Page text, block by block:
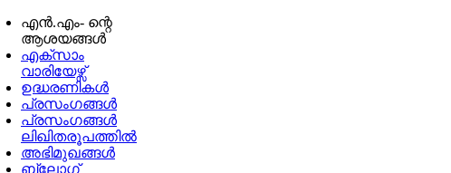
എൻ.എം- ന്റെ
ആശയങ്ങൾ
എക്സാം
വാരിയേഴ്സ്
ഉദ്ധരണികള്‍
പ്രസംഗങ്ങള്‍
പ്രസംഗങ്ങൾ
ലിഖിതരൂപത്തിൽ
അഭിമുഖങ്ങൾ
ബ്ലോഗ്